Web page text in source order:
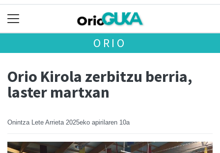
ORIO
Orio Kirola zerbitzu berria,
laster martxan
Onintza Lete Arrieta 2025eko apirilaren 10a